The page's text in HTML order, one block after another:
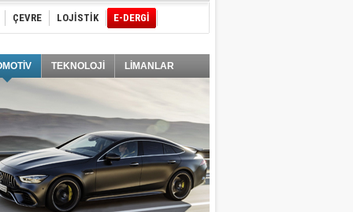
ÇEVRE LOJİSTİK E-DERGİ
TEKNOLOJİ LİMANLAR